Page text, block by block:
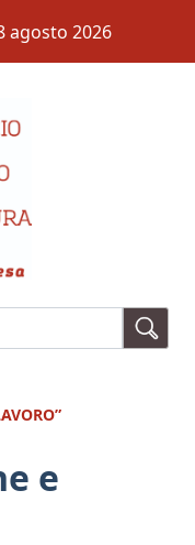
agosto 2026
Cerca
e